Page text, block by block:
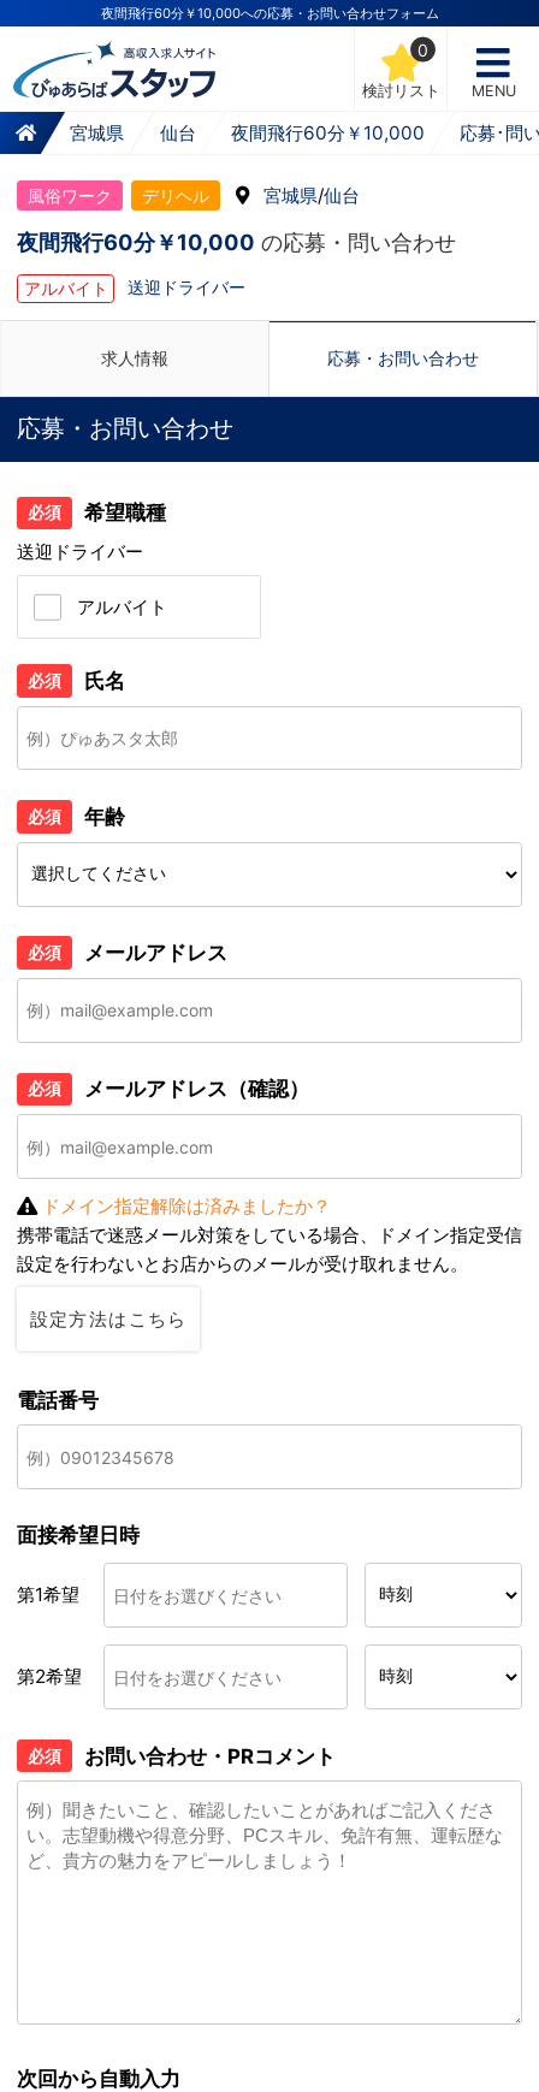
夜間飛行60分￥10,000への応募・お問い合わせフォーム
検討リスト
0
MENU
宮城県 仙台 夜間飛行60分￥10,000 応募･問
風俗ワーク デリヘル 宮城県/仙台
夜間飛行60分￥10,000 の応募・問い合わせ
アルバイト 送迎ドライバー
求人情報 応募・お問い合わせ
応募・お問い合わせ
必須 希望職種
送迎ドライバー
アルバイト
必須 氏名
必須 年齢
必須 メールアドレス
必須 メールアドレス（確認）
ドメイン指定解除は済みましたか？
携帯電話で迷惑メール対策をしている場合、ドメイン指定受信
設定を行わないとお店からのメールが受け取れません。
設定方法はこちら
電話番号
面接希望日時
第1希望
第2希望
必須 お問い合わせ・PRコメント
次回から自動入力